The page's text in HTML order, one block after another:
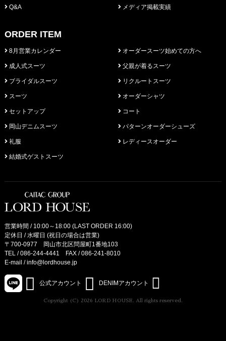
Q&A メディア掲載実績
ORDER ITEM
8月営業カレンダー
成人式スーツ
ブライダルスーツ
スーツ
セットアップ
岡山デニムスーツ
礼服
結婚式ゲストスーツ
オーダースーツ始めての方へ
父親が着るスーツ
リクルートスーツ
オーダーシャツ
コート
パターンオーダーシューズ
レディースオーダー
営業時間 / 10:00～18:00 (LAST ORDER 16:00)
定休日 / 水曜日 (祝日の場合は営業)
〒700-0977 岡山市北区問屋町1番地103
TEL /086-244-4441
FAX / 086-241-8010
E-mail /info@lordhouse.jp
公式アカウント DENIMアカウント
Copyright (C) 2026 LORD HOUSE. All rights reserved.